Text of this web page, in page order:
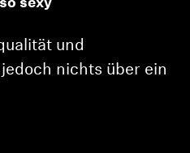
sexy
und
nichts über ein